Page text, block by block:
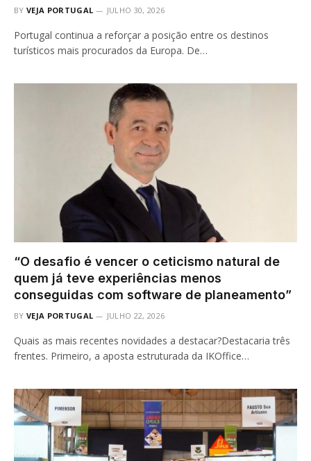
BY VEJA PORTUGAL JULHO 30, 2026
Portugal continua a reforçar a posição entre os destinos
turísticos mais procurados da Europa. De…
“O desafio é vencer o ceticismo natural de
quem já teve experiências menos
conseguidas com software de planeamento”
BY VEJA PORTUGAL JULHO 22, 2026
Quais as mais recentes novidades a destacar?Destacaria três
frentes. Primeiro, a aposta estruturada da IKOffice…